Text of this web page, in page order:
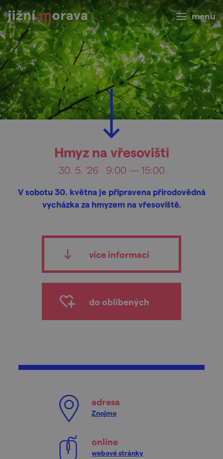
menu
Hmyz na vřesovišti
30. 5. '26 9:00 — 15:00
V sobotu 30. května je připravena přírodovědná
vycházka za hmyzem na vřesoviště.
více informací
do oblíbených
adresa
Znojmo
online
webové stránky